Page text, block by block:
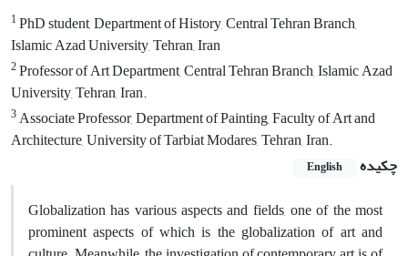
1PhD student, Department of History, Central Tehran Branch,
Islamic Azad University, Tehran, Iran
2Professor of Art Department, Central Tehran Branch, Islamic Azad
University, Tehran, Iran.
3Associate Professor, Department of Painting, Faculty of Art and
Architecture, University of Tarbiat Modares, Tehran, Iran.
چکیده
English
Globalization has various aspects and fields, one of the most
prominent aspects of which is the globalization of art and